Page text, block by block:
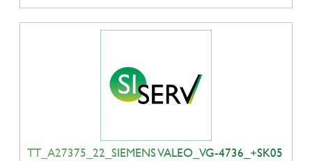
TT_A27375_22_SIEMENS VALEO_VG-4736_+SK05